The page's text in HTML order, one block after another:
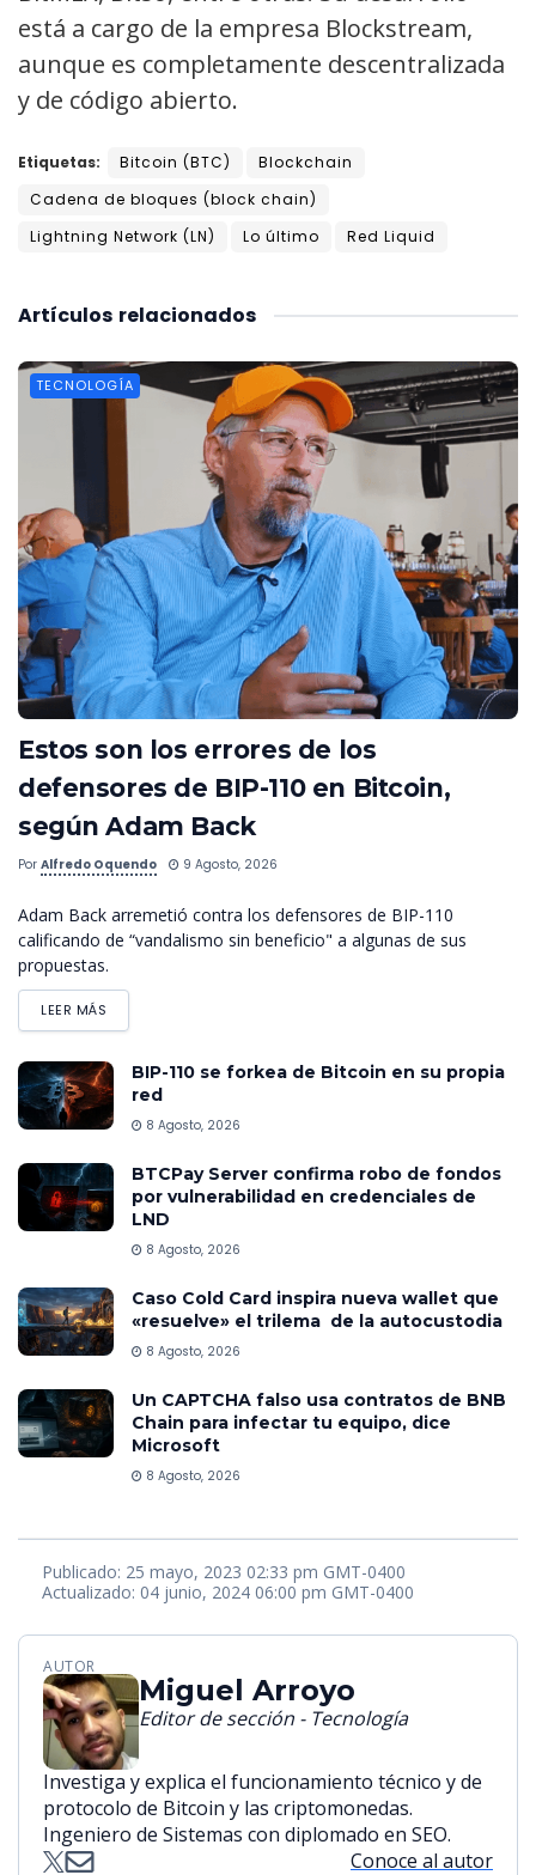
está a cargo de la empresa Blockstream,
aunque es completamente descentralizada
y de código abierto.
Etiquetas: Bitcoin (BTC)
Blockchain
Cadena de bloques (block chain)
Lightning Network (LN)
Lo último Red Liquid
relacionados
Artículos
TECNOLOGÍA
Estos son los errores de los
defensores de BIP-110 en Bitcoin,
según Adam Back
Por Alfredo Oquendo 9 Agosto, 2026
Adam Back arremetió contra los defensores de BIP-110
calificando de “vandalismo sin beneficio" a algunas de sus
propuestas.
LEER MÁS
BIP-110 se forkea de Bitcoin en su propia
red
8 Agosto, 2026
BTCPay Server confirma robo de fondos
por vulnerabilidad en credenciales de
LND
8 Agosto, 2026
Caso Cold Card inspira nueva wallet que
«resuelve» el trilema de la autocustodia
8 Agosto, 2026
Un CAPTCHA falso usa contratos de BNB
Chain para infectar tu equipo, dice
Microsoft
8 Agosto, 2026
Publicado: 25 mayo, 2023 02:33 pm GMT-0400
Actualizado: 04 junio, 2024 06:00 pm GMT-0400
AUTOR
Miguel Arroyo
Editor de sección - Tecnología
Investiga y explica el funcionamiento técnico y de
protocolo de Bitcoin y las criptomonedas.
Ingeniero de Sistemas con diplomado en SEO.
Conoce al autor